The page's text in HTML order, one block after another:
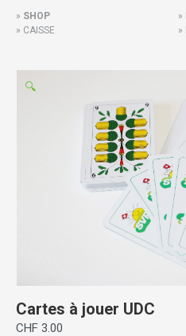
SHOP
CAISSE
🔍
Cartes à jouer UDC
CHF 3.00